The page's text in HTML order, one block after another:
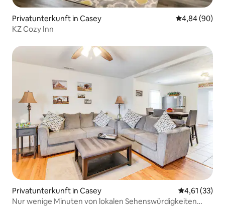
Privatunterkunft in Casey
4,84 (90)
KZ Cozy Inn
Privatunterkunft in Casey
4,61 (33)
Nur wenige Minuten von lokalen Sehenswürdigkeiten